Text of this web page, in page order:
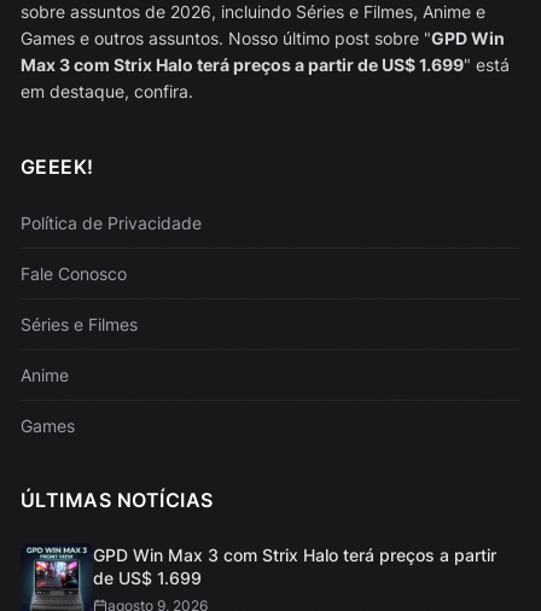
sobre assuntos de 2026, incluindo Séries e Filmes, Anime e
Games e outros assuntos. Nosso último post sobre "GPD Win
Max 3 com Strix Halo terá preços a partir de US$ 1.699" está
em destaque, confira.
GEEEK!
Política de Privacidade
Fale Conosco
Séries e Filmes
Anime
Games
ÚLTIMAS NOTÍCIAS
GPD Win Max 3 com Strix Halo terá preços a partir
de US$ 1.699
agosto 9, 2026